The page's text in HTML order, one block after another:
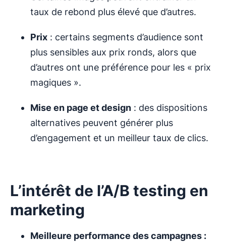
taux de rebond plus élevé que d’autres.
Prix : certains segments d’audience sont
plus sensibles aux prix ronds, alors que
d’autres ont une préférence pour les « prix
magiques ».
Mise en page et design : des dispositions
alternatives peuvent générer plus
d’engagement et un meilleur taux de clics.
L’intérêt de l’A/B testing en
marketing
Meilleure performance des campagnes :